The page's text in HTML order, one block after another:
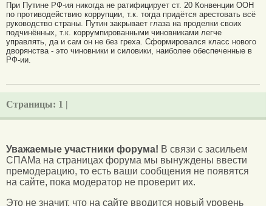
При Путине РФ-ия никогда не ратифицирует ст. 20 Конвенции ООН
по противодействию коррупции, т.к. тогда придётся арестовать всё
руководство страны. Путин закрывает глаза на проделки своих
подчинённых, т.к. коррумпированными чиновниками легче
управлять, да и сам он не без греха. Сформировался класс нового
дворянства - это чиновники и силовики, наиболее обеспеченные в
РФ-ии.
Страницы: 1 |
Уважаемые участники форума! В связи с засильем
СПАМа на страницах форума мы вынуждены ввести
премодерацию, то есть ваши сообщения не появятся
на сайте, пока модератор не проверит их.
Это не значит, что на сайте вводится новый уровень